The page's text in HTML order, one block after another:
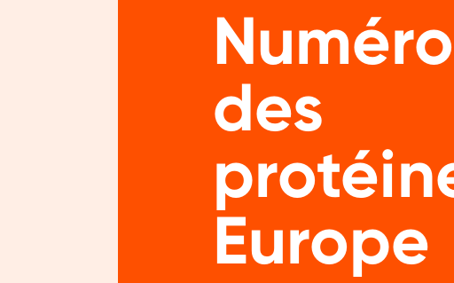
des
Europe